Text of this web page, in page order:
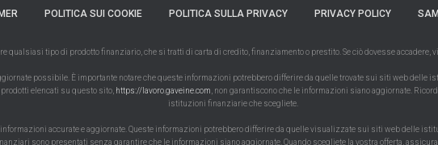
POLITICA SUI COOKIE POLITICA SULLA PRIVACY PRIVACY POLICY
qualsiasi tipo di prodotto finanziario, che si tratti di carta di credito, finanziamento o prestito. Se ciò dovesse
possibile. È importante notare che queste informazioni potrebbero differire da quelle trovate sui siti web
elencati su questo sito, https://lavoro.gaveine.com , non garantiscono che le informazioni siano aggiornate.
istituzioni finanziarie che scegliete.
accurate e aggiornate. Queste informazioni potrebbero differire da quelle visualizzate sui siti web delle
sono presentati senza garantire che le informazioni siano aggiornate. Quando scegliete la vostra offerta,